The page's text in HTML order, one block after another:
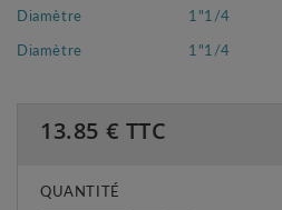
Diamètre
1"1/4
Diamètre
1"1/4
13.85 € TTC
QUANTITÉ